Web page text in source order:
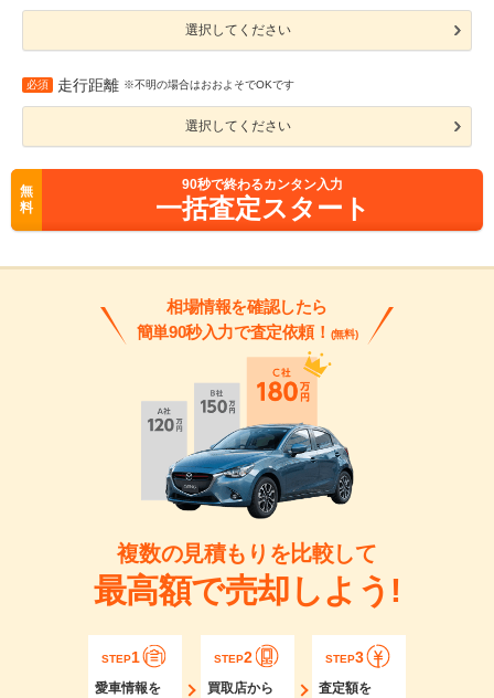
選択してください
必須 走行距離 ※不明の場合はおおよそでOKです
選択してください
無
料
90秒で終わるカンタン入力
一括査定スタート
相場情報を確認したら
簡単90秒入力で査定依頼！ (無料)
複数の見積もりを比較して
最高額で売却しよう!
STEP1
愛車情報を
STEP2
買取店から
STEP3
査定額を